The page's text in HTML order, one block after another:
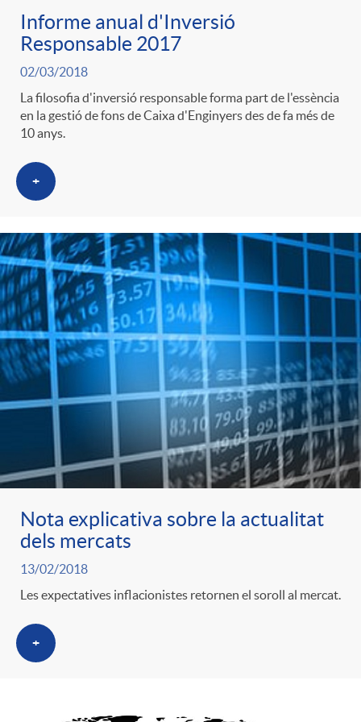
m
i
c
a
s
l
t
r
o
C
a
t
e
g
o
r
i
a
t
i
n
g
t
s
Informe anual d'Inversió
Responsable 2017
02/03/2018
La filosofia d'inversió responsable forma part de l'essència
en la gestió de fons de Caixa d'Enginyers des de fa més de
10 anys.
+
Nota explicativa sobre la actualitat
dels mercats
13/02/2018
Les expectatives inflacionistes retornen el soroll al mercat.
+